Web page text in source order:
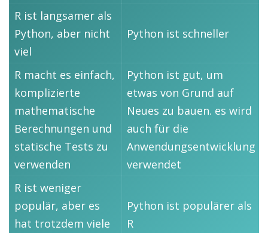
R ist langsamer als
Python, aber nicht
viel
Python ist schneller
R macht es einfach,
komplizierte
mathematische
Berechnungen und
statische Tests zu
verwenden
Python ist gut, um
etwas von Grund auf
Neues zu bauen. es wird
auch für die
Anwendungsentwicklung
verwendet
R ist weniger
populär, aber es
hat trotzdem viele
Python ist populärer als
R